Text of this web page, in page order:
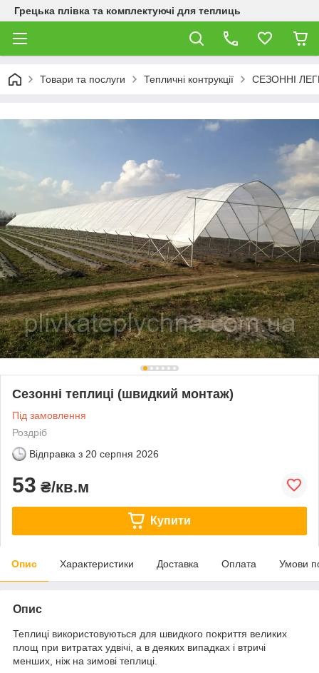
Грецька плівка та комплектуючі для теплиць
Товари та послуги Тепличні контрукції СЕЗОННІ
Сезонні теплиці (швидкий монтаж)
Під замовлення
Роздріб
Відправка з 20 серпня 2026
53 ₴/кв.м
Купити
Опис Характеристики Доставка Оплата Умови
Опис
Теплиці використовуються для швидкого покриття великих
площ при витратах удвічі, а в деяких випадках і втричі
менших, ніж на зимові теплиці.